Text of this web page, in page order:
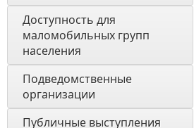
Доступность для
маломобильных групп
населения
Подведомственные
организации
Публичные выступления